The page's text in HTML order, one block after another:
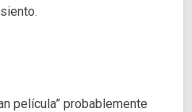
película” probablemente